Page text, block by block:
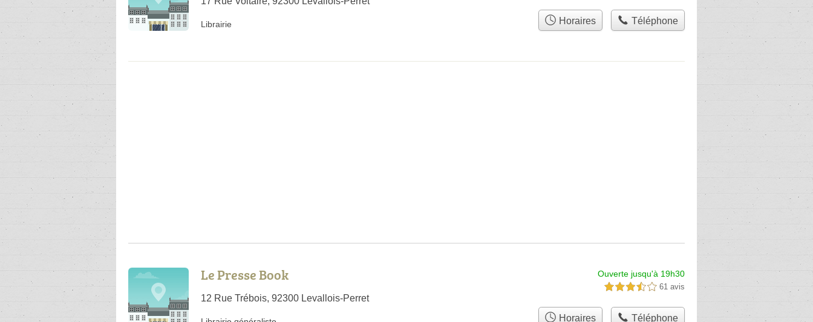
Librairie Horaires Téléphone
Le Presse Book
12 Rue Trébois, 92300 Levallois-Perret
Ouverte jusqu'à 19h30
3,5 étoiles sur 5 61 avis
Horaires Téléphone